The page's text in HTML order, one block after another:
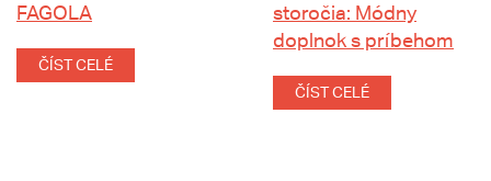
FAGOLA
ČÍST CELÉ
storočia: Módny
doplnok s príbehom
ČÍST CELÉ